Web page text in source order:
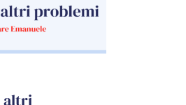
altri